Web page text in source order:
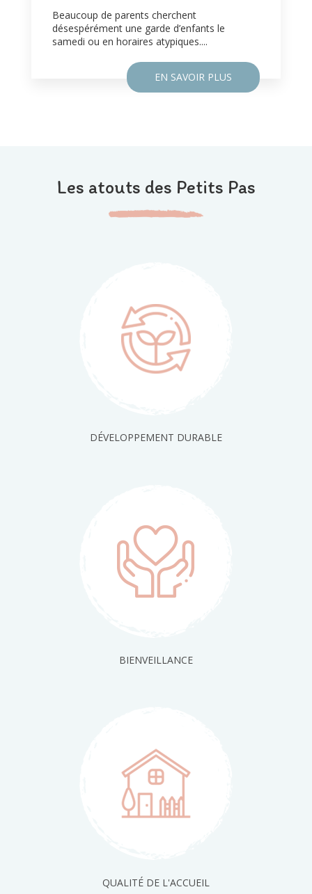
Beaucoup de parents cherchent
désespérément une garde d’enfants le
samedi ou en horaires atypiques....
EN SAVOIR PLUS
Les atouts des Petits Pas
DÉVELOPPEMENT DURABLE
BIENVEILLANCE
QUALITÉ DE L'ACCUEIL